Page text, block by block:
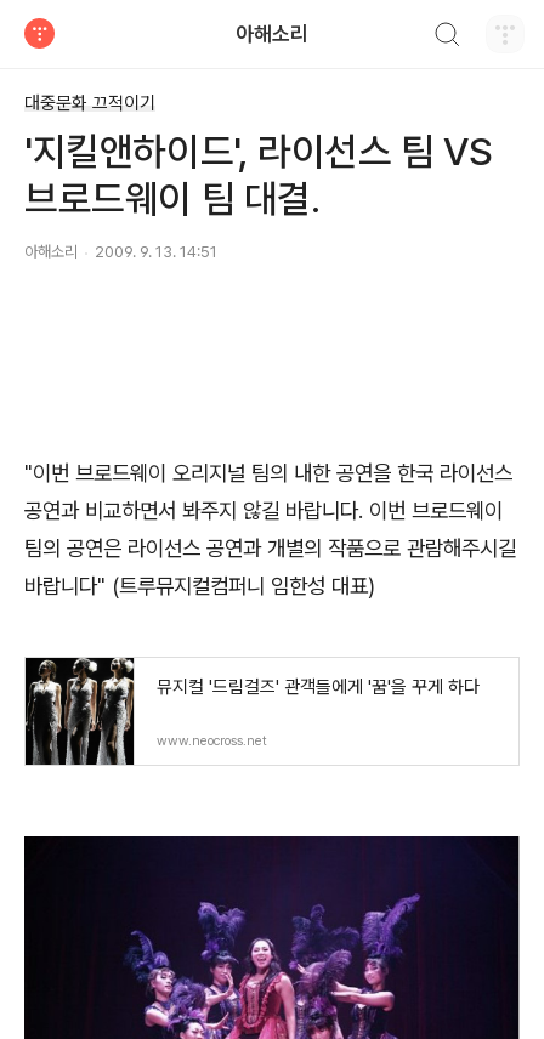
아해소리
대중문화 끄적이기
'지킬앤하이드', 라이선스 팀 VS
브로드웨이 팀 대결.
아해소리 2009. 9. 13. 14:51
"이번 브로드웨이 오리지널 팀의 내한 공연을 한국 라이선스
공연과 비교하면서 봐주지 않길 바랍니다. 이번 브로드웨이
팀의 공연은 라이선스 공연과 개별의 작품으로 관람해주시길
바랍니다" (트루뮤지컬컴퍼니 임한성 대표)
뮤지컬 '드림걸즈' 관객들에게 '꿈'을 꾸게 하다
www.neocross.net